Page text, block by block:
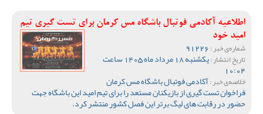
اطلاعیه آکادمی فوتبال باشگاه مس کرمان برای تست گیری تیم
امید خود
شماره‌ی خبر :
تاریخ انتشار : یکشنبه 18 مرداد ماه 1405 ساعت
10:04
خلاصه‌ی خبر :آکادمی فوتبال باشگاه مس کرمان
فراخوان تست گیری از بازیکنان مستعد را برای تیم امید این باشگاه جهت
حضور در رقابت های لیگ برتر این فصل کشور منتشر کرد.